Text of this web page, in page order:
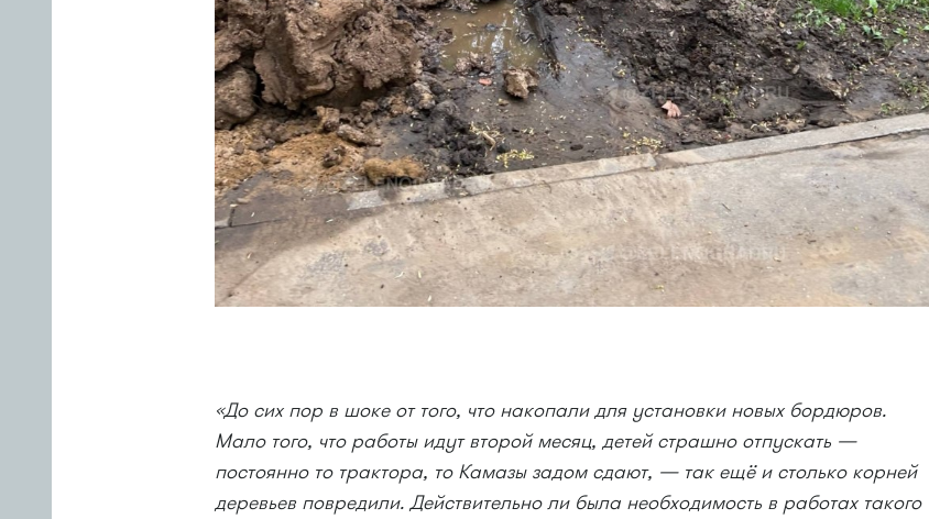
«До сих пор в шоке от того, что накопали для установки новых бордюров.
Мало того, что работы идут второй месяц, детей страшно отпускать —
постоянно то трактора, то Камазы задом сдают, — так ещё и столько корней
деревьев повредили. Действительно ли была необходимость в работах такого